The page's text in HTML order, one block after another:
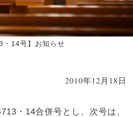
・14号】お知らせ
2010年12月18日
・14合併号とし、次号は、